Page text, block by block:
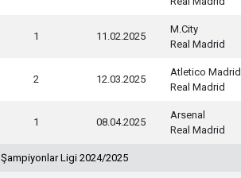
1 11.02.2025
M.City
Real Madrid
2 12.03.2025
Atletico Madrid
Real Madrid
1 08.04.2025
Arsenal
Real Madrid
Şampiyonlar Ligi 2024/2025